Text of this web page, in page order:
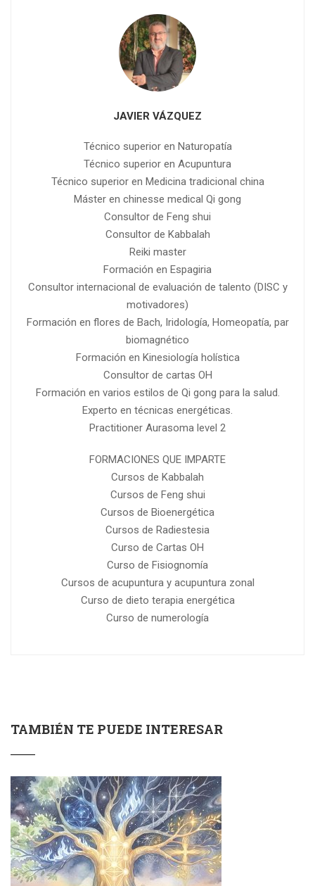
JAVIER VÁZQUEZ
Técnico superior en Naturopatía
Técnico superior en Acupuntura
Técnico superior en Medicina tradicional china
Máster en chinesse medical Qi gong
Consultor de Feng shui
Consultor de Kabbalah
Reiki master
Formación en Espagiria
Consultor internacional de evaluación de talento (DISC y
motivadores)
Formación en flores de Bach, Iridología, Homeopatía, par
biomagnético
Formación en Kinesiología holística
Consultor de cartas OH
Formación en varios estilos de Qi gong para la salud.
Experto en técnicas energéticas.
Practitioner Aurasoma level 2
FORMACIONES QUE IMPARTE
Cursos de Kabbalah
Cursos de Feng shui
Cursos de Bioenergética
Cursos de Radiestesia
Curso de Cartas OH
Curso de Fisiognomía
Cursos de acupuntura y acupuntura zonal
Curso de dieto terapia energética
Curso de numerología
TAMBIÉN TE PUEDE INTERESAR